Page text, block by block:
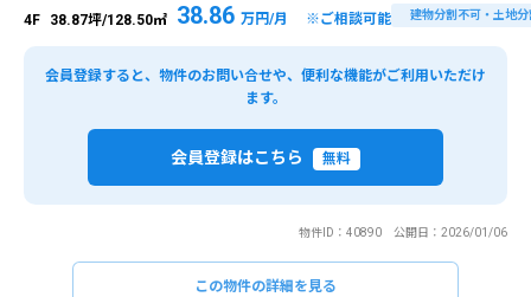
4F 38.87坪/128.50㎡ 38.86 万円/月 ※ご相談可能 建物分割不可・土地分
会員登録すると、物件のお問い合せや、便利な機能がご利用いただけ
ます。
会員登録はこちら 無料
物件ID：40890 公開日：2026/01/06
この物件の詳細を見る